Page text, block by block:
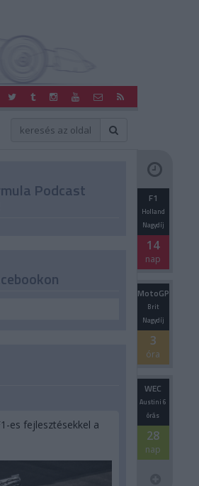
Podcast F1
Holland
Nagydíj
14
nap
MotoGP
Brit
Nagydíj
3
óra
WEC
Austini 6
órás
28
nap
es fejlesztésekkel a